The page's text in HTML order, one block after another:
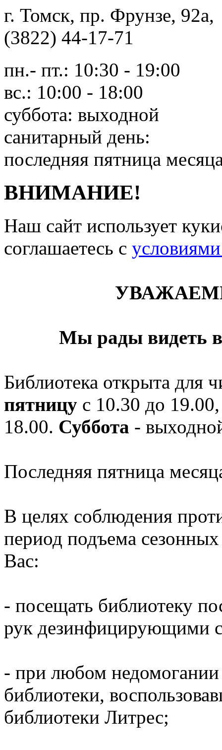
г. Томск, пр. Фрунзе,
(3822) 44-17-71
пн.- пт.: 10:30 - 19:00
вс.: 10:00 - 18:00
суббота: выходной
санитарный день:
последняя пятница
ВНИМАНИЕ!
Наш сайт использует
соглашаетесь c
Мы рады видеть
Библиотека открыта для
пятницу с 10.30 до
18.00. Суббота -
Последняя пятница
В целях соблюдения
период подъема
Вас:
- посещать библиотеку
рук дезинфицирующими
- при любом недомогании
библиотеки,
библиотеки Литрес;